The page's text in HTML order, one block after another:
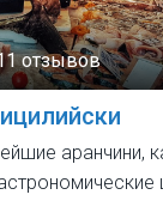
отзывов
аранчини,